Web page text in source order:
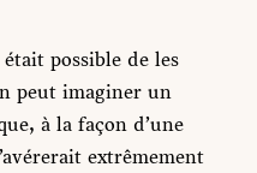
était possible de les
peut imaginer un
à la façon d’une
extrêmement